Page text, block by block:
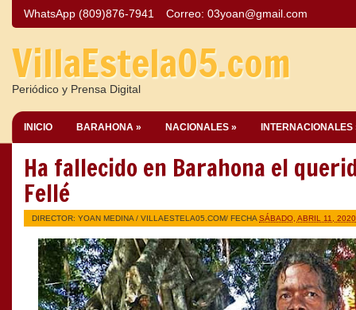
WhatsApp (809)876-7941 Correo: 03yoan@gmail.com
VillaEstela05.com
Periódico y Prensa Digital
INICIO BARAHONA » NACIONALES » INTERNACIONALES
Ha fallecido en Barahona el
Fellé
DIRECTOR: YOAN MEDINA / VILLAESTELA05.COM/ FECHA SÁBADO, ABRIL 11, 2020